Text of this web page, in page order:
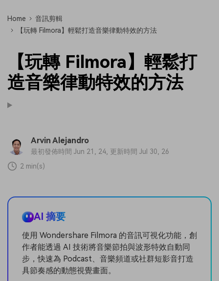
Home
音訊剪輯
【玩轉 Filmora】輕鬆打造音樂律動特效的方法
【玩轉 Filmora】輕鬆打
造音樂律動特效的方法
Arvin Alejandro
最初發佈時間 Jun 21, 24, 更新時間 Jul 30, 26
2 min(s)
AI 摘要
使用 Wondershare Filmora 的音訊可視化功能，創
作者能透過 AI 技術將音樂節拍與波形特效自動同
步，快速為 Podcast、音樂頻道或社群短影音打造
具節奏感的動態視覺畫面。